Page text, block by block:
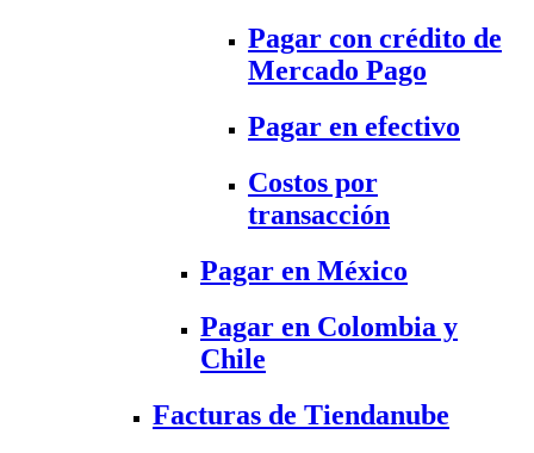
Pagar con crédito de
Mercado Pago
Pagar en efectivo
Costos por
transacción
Pagar en México
Pagar en Colombia y
Chile
Facturas de Tiendanube